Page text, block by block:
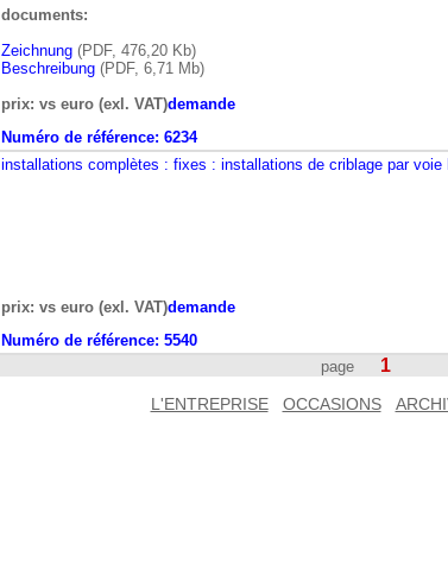
documents:
Zeichnung (PDF, 476,20 Kb)
Beschreibung (PDF, 6,71 Mb)
prix: vs euro (exl. VAT)demande
Numéro de référence: 6234
installations complètes : fixes : installations de criblage par voie
prix: vs euro (exl. VAT)demande
Numéro de référence: 5540
page
1
L'ENTREPRISE OCCASIONS